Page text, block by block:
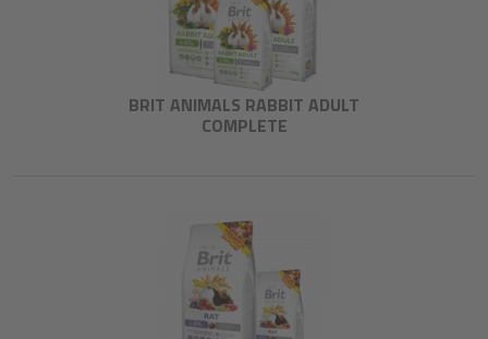
BRIT ANIMALS RABBIT ADULT
COMPLETE